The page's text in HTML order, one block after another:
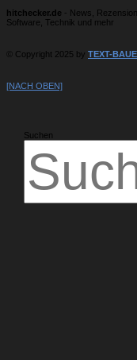
hitchecker.de - News,
Software, Technik und mehr
© Copyright 2025 by TEXT-
[NACH OBEN]
Suchen